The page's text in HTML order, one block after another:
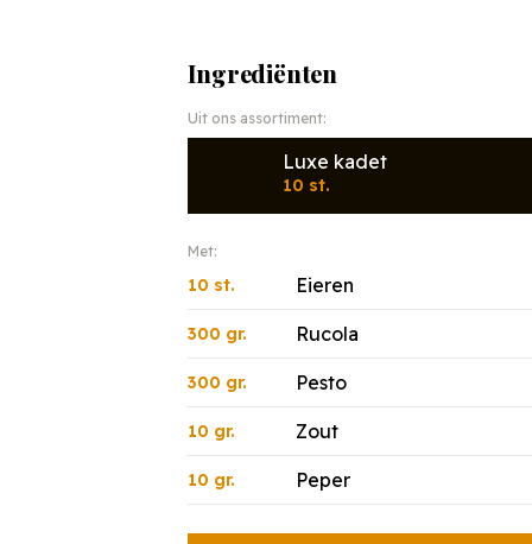
Ingrediënten
Uit ons assortiment:
Luxe kadet
10 st.
Met:
10 st. Eieren
300 gr. Rucola
300 gr. Pesto
10 gr. Zout
10 gr. Peper